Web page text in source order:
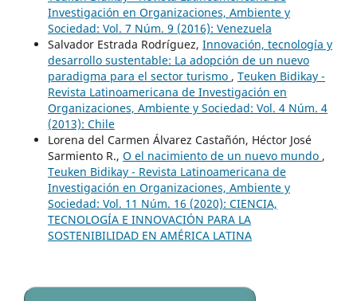
Investigación en Organizaciones, Ambiente y
Sociedad: Vol. 7 Núm. 9 (2016): Venezuela
Salvador Estrada Rodríguez, Innovación, tecnología y
desarrollo sustentable: La adopción de un nuevo
paradigma para el sector turismo , Teuken Bidikay -
Revista Latinoamericana de Investigación en
Organizaciones, Ambiente y Sociedad: Vol. 4 Núm. 4
(2013): Chile
Lorena del Carmen Álvarez Castañón, Héctor José
Sarmiento R., O el nacimiento de un nuevo mundo ,
Teuken Bidikay - Revista Latinoamericana de
Investigación en Organizaciones, Ambiente y
Sociedad: Vol. 11 Núm. 16 (2020): CIENCIA,
TECNOLOGÍA E INNOVACIÓN PARA LA
SOSTENIBILIDAD EN AMÉRICA LATINA